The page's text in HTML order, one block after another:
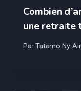
Combien
une retraite
ParTatamo Ny